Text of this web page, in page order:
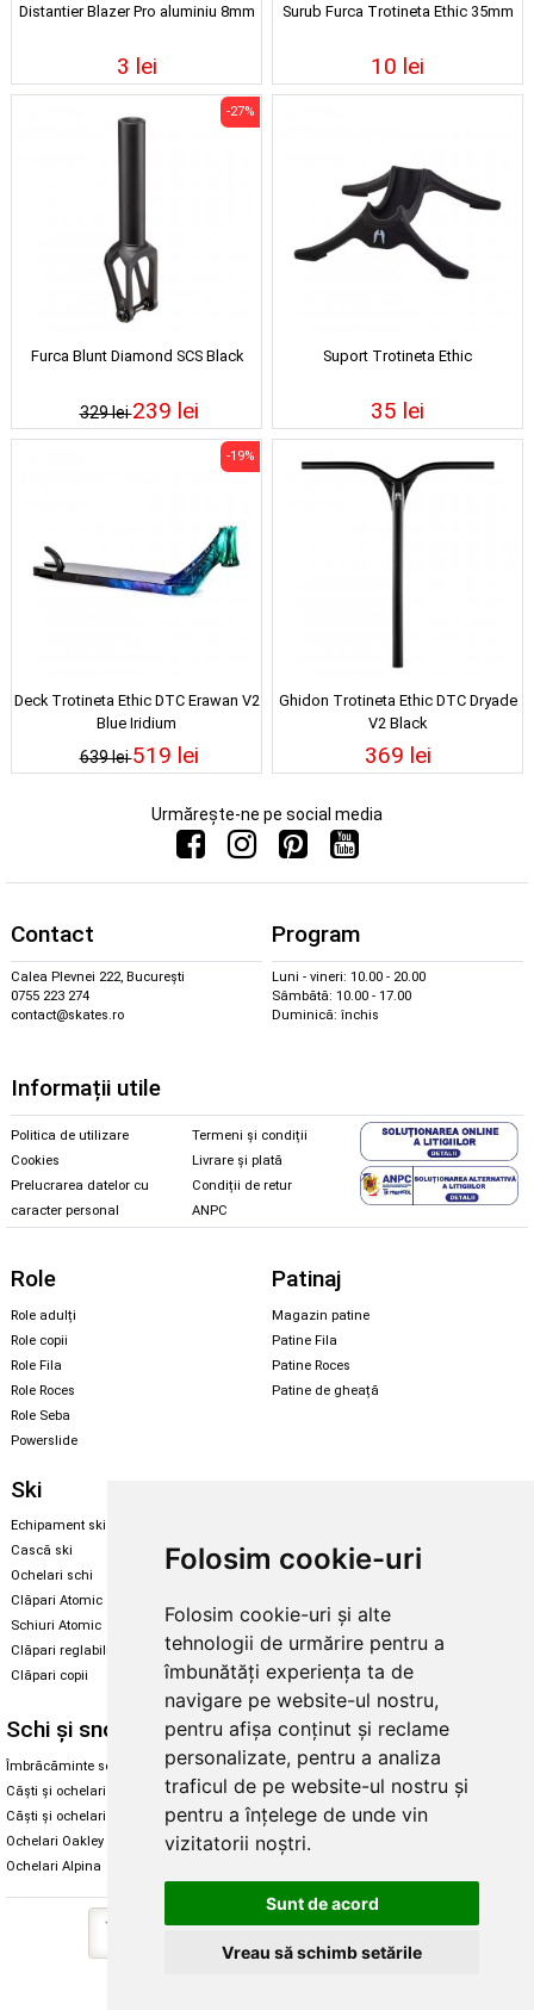
Folosim cookie-uri
Folosim cookie-uri și alte
tehnologii de urmărire pentru a
îmbunătăți experiența ta de
navigare pe website-ul nostru,
pentru afișa conținut și reclame
personalizate, pentru a analiza
traficul de pe website-ul nostru și
pentru a înțelege de unde vin
vizitatorii noștri.
Sunt de acord
Vreau să schimb setările
Distantier Blazer Pro aluminiu 8mm
3 lei
Surub Furca Trotineta Ethic 35mm
10 lei
Furca Blunt Diamond SCS Black
329 lei
-27%
239 lei
Suport Trotineta Ethic
35 lei
Deck Trotineta Ethic DTC Erawan V2
Blue Iridium
639 lei
-19%
519 lei
Ghidon Trotineta Ethic DTC Dryade
V2 Black
369 lei
Urmărește-ne pe social media
Contact
Calea Plevnei 222, București
0755 223 274
contact@skates.ro
Program
Luni - vineri: 10.00 - 20.00
Sâmbătă: 10.00 - 17.00
Duminică: închis
Informații utile
Politica de utilizare
Cookies
Prelucrarea datelor cu
caracter personal
Termeni și condiții
Livrare și plată
Condiții de retur
ANPC
Role
Role adulți
Role copii
Role Fila
Role Roces
Role Seba
Powerslide
Patinaj
Magazin patine
Patine Fila
Patine Roces
Patine de gheață
Ski
Echipament ski
Cască ski
Ochelari schi
Clăpari Atomic
Schiuri Atomic
Clăpari reglabili
Clăpari copii
Echipament snowboard
Skate & longboard
Santa Cruz
Enuff Skateboards
Schi și snowboard
Îmbrăcăminte schi și snowboard
Căști și ochelari de iarnă
Căști și ochelari Alpina
Ochelari Oakley
Ochelari Alpina
Diverse
Cum aleg rolele
Cum aleg ochelarii
Ochelari de soare Oakley
Ochelari de soare Alpina